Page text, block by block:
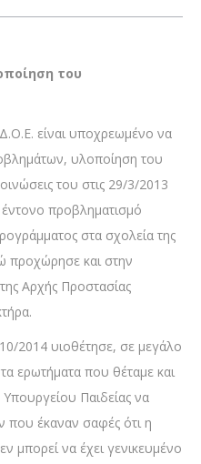
του
είναι υποχρεωμένο να
υλοποίηση του
του στις 29/3/2013
έντονο προβληματισμό
στα σχολεία της
προχώρησε και στην
Αρχής Προστασίας
2014 υιοθέτησε, σε μεγάλο
ερωτήματα που θέταμε και
Υπουργείου Παιδείας να
που έκαναν σαφές ότι η
μπορεί να έχει γενικευμένο